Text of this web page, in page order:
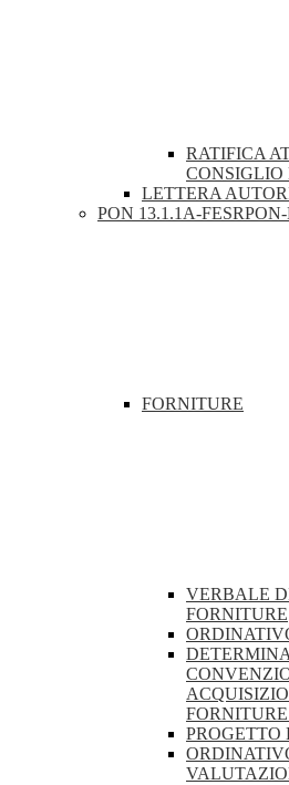
RATIFICA
CONSIGLIO
LETTERA
PON 13.1.1A-
FORNITURE
VERBALE
FORNITURE